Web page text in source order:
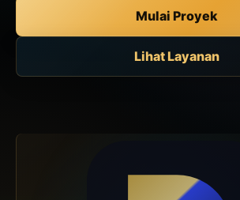
Mulai Proyek
Lihat Layanan